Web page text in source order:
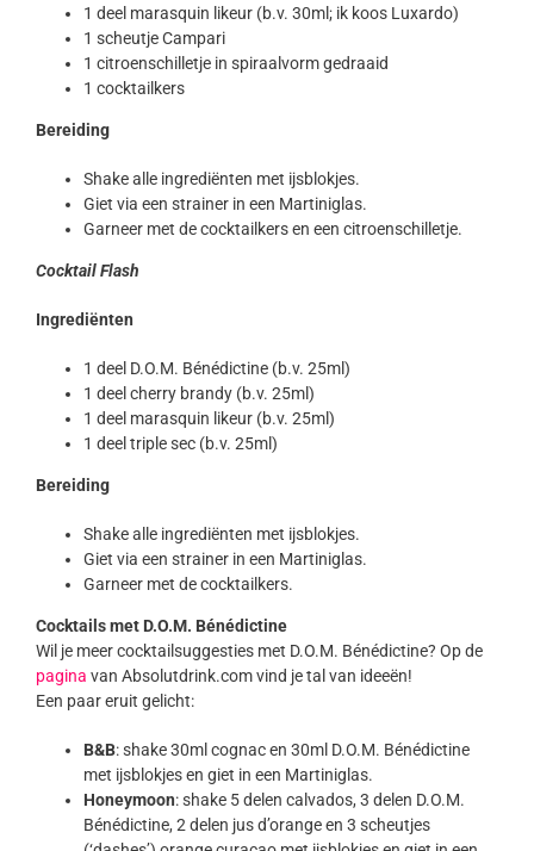
1 deel marasquin likeur (b.v. 30ml; ik koos Luxardo)
1 scheutje Campari
1 citroenschilletje in spiraalvorm gedraaid
1 cocktailkers
Bereiding
Shake alle ingrediënten met ijsblokjes.
Giet via een strainer in een Martiniglas.
Garneer met de cocktailkers en een citroenschilletje.
Cocktail Flash
Ingrediënten
1 deel D.O.M. Bénédictine (b.v. 25ml)
1 deel cherry brandy (b.v. 25ml)
1 deel marasquin likeur (b.v. 25ml)
1 deel triple sec (b.v. 25ml)
Bereiding
Shake alle ingrediënten met ijsblokjes.
Giet via een strainer in een Martiniglas.
Garneer met de cocktailkers.
Cocktails met D.O.M. Bénédictine
Wil je meer cocktailsuggesties met D.O.M. Bénédictine? Op de
pagina van Absolutdrink.com vind je tal van ideeën!
Een paar eruit gelicht:
B&B: shake 30ml cognac en 30ml D.O.M. Bénédictine
met ijsblokjes en giet in een Martiniglas.
Honeymoon: shake 5 delen calvados, 3 delen D.O.M.
Bénédictine, 2 delen jus d’orange en 3 scheutjes